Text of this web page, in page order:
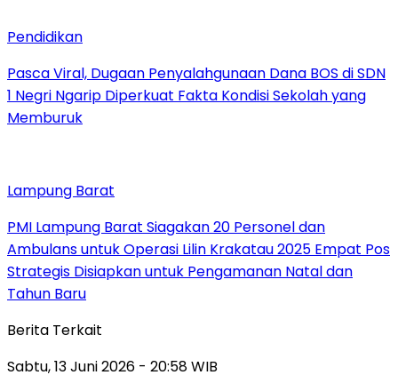
Pendidikan
Pasca Viral, Dugaan Penyalahgunaan Dana BOS di SDN
1 Negri Ngarip Diperkuat Fakta Kondisi Sekolah yang
Memburuk
Lampung Barat
PMI Lampung Barat Siagakan 20 Personel dan
Ambulans untuk Operasi Lilin Krakatau 2025 Empat Pos
Strategis Disiapkan untuk Pengamanan Natal dan
Tahun Baru
Berita Terkait
Sabtu, 13 Juni 2026 - 20:58 WIB